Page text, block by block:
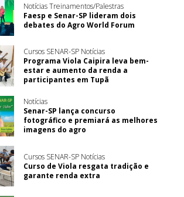
Notícias Treinamentos/Palestras
Faesp e Senar-SP lideram dois
debates do Agro World Forum
Cursos SENAR-SP Notícias
Programa Viola Caipira leva bem-
estar e aumento da renda a
participantes em Tupã
Notícias
Senar-SP lança concurso
fotográfico e premiará as melhores
imagens do agro
Cursos SENAR-SP Notícias
Curso de Viola resgata tradição e
garante renda extra